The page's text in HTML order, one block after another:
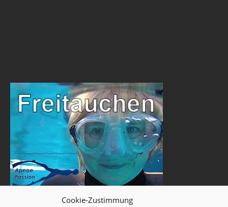
Cookie-Zustimmung